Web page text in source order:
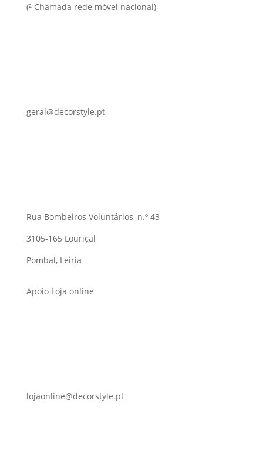
(² Chamada rede móvel nacional)
geral@decorstyle.pt
Rua Bombeiros Voluntários, n.º 43
3105-165 Louriçal
Pombal, Leiria
Apoio Loja online
lojaonline@decorstyle.pt